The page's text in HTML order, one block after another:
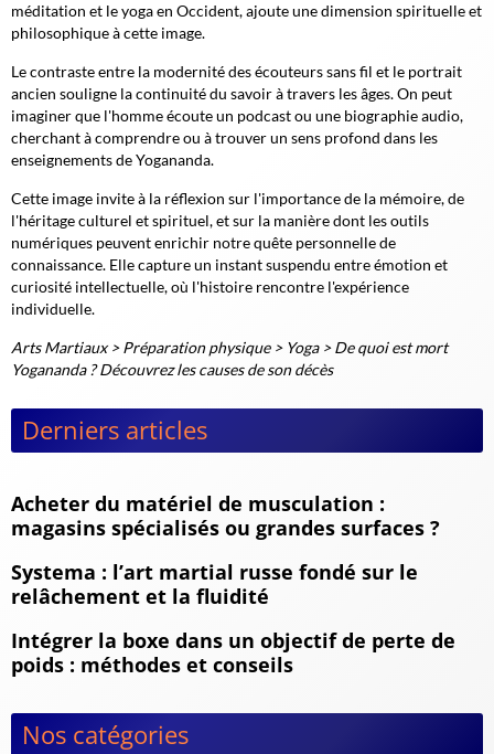
méditation et le yoga en Occident, ajoute une dimension spirituelle et
philosophique à cette image.
Le contraste entre la modernité des écouteurs sans fil et le portrait
ancien souligne la continuité du savoir à travers les âges. On peut
imaginer que l'homme écoute un podcast ou une biographie audio,
cherchant à comprendre ou à trouver un sens profond dans les
enseignements de Yogananda.
Cette image invite à la réflexion sur l'importance de la mémoire, de
l'héritage culturel et spirituel, et sur la manière dont les outils
numériques peuvent enrichir notre quête personnelle de
connaissance. Elle capture un instant suspendu entre émotion et
curiosité intellectuelle, où l'histoire rencontre l'expérience
individuelle.
Arts Martiaux >Préparation physique > Yoga >De quoi est mort
Yogananda ? Découvrez les causes de son décès
Derniers articles
Acheter du matériel de musculation :
magasins spécialisés ou grandes surfaces ?
Systema : l’art martial russe fondé sur le
relâchement et la fluidité
Intégrer la boxe dans un objectif de perte de
poids : méthodes et conseils
Nos catégories